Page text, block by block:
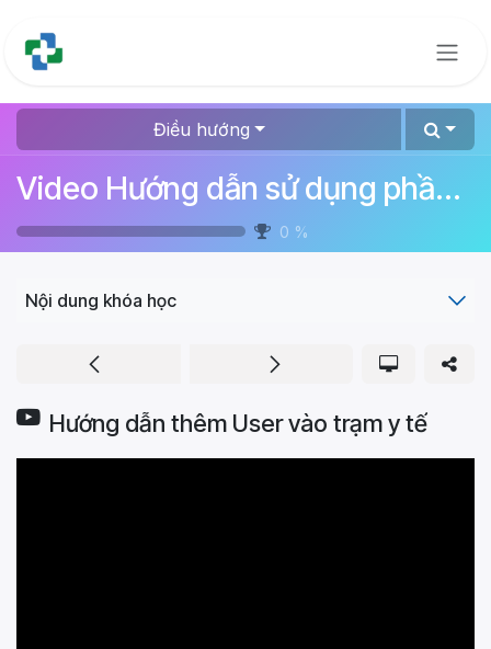
Điều hướng
Video Hướng dẫn sử dụng phần mềm quản lý bệnh viện
0 %
Nội dung khóa học
Hướng dẫn thêm User vào trạm y tế